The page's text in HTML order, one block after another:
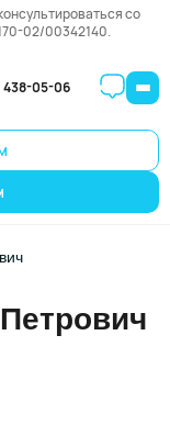
со
02/00342140.
438-05-06